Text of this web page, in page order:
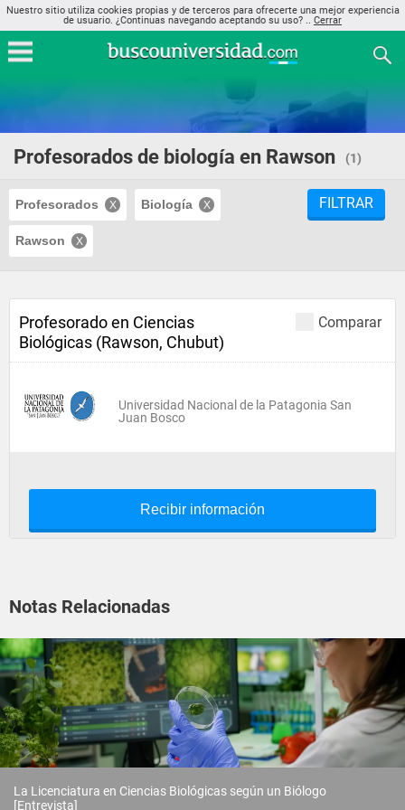
Nuestro sitio utiliza cookies propias y de terceros para ofrecerte una mejor experiencia
de usuario. ¿Continuas navegando aceptando su uso? .. Cerrar
Profesorados de biología en Rawson (1)
Profesorados Biología
Rawson
FILTRAR
Comparar
Profesorado en Ciencias
Biológicas (Rawson, Chubut)
Universidad Nacional de la Patagonia San
Juan Bosco
Recibir información
Notas Relacionadas
La Licenciatura en Ciencias Biológicas según un Biólogo
[Entrevista]